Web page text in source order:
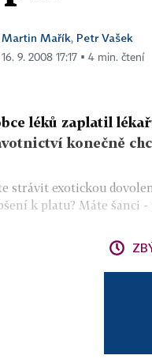
Martin Mařík, Petr Vašek
16. 9. 2008 17:17 ▪ 4 min. čtení
léků zaplatil
konečně
strávit exotickou
k platu? Máte šanci